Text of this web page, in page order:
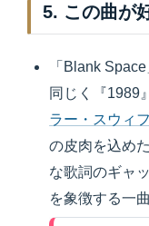
5. この曲が
「Blank
同じく『1989
ラー・スウィ
の皮肉を込め
な歌詞のギャ
を象徴する一